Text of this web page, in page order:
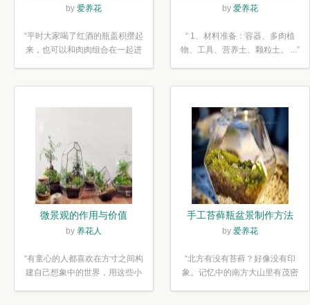
木塞diy多肉植物盆栽
by 爱养花
“平时大家喝了红酒的瓶盖积攒起
来，也可以和肉肉组合在一起进
简单6步
by 爱养花
“ 1、材料准备：容器、多肉植
物、工具、营养土、颗粒土。 ...”
微景观的作用与价值
by 养花人
“有童心的人都喜欢在方寸之间构
建自己想象中的世界，用这些小
手工苔藓瓶盆景制作方法
by 爱养花
“北方有没有苔藓？好像没有印
象。记忆中的南方大山里有茂密